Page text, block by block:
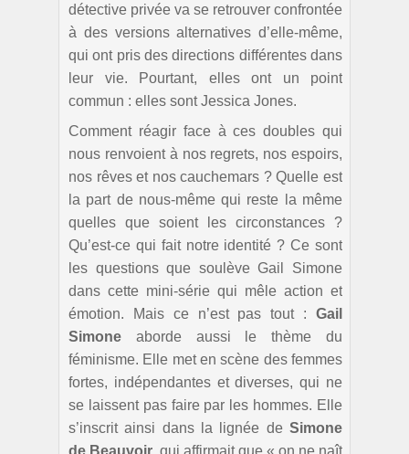
détective privée va se retrouver confrontée
à des versions alternatives d’elle-même,
qui ont pris des directions différentes dans
leur vie. Pourtant, elles ont un point
commun : elles sont Jessica Jones.
Comment réagir face à ces doubles qui
nous renvoient à nos regrets, nos espoirs,
nos rêves et nos cauchemars ? Quelle est
la part de nous-même qui reste la même
quelles que soient les circonstances ?
Qu’est-ce qui fait notre identité ? Ce sont
les questions que soulève Gail Simone
dans cette mini-série qui mêle action et
émotion. Mais ce n’est pas tout : Gail
Simone aborde aussi le thème du
féminisme. Elle met en scène des femmes
fortes, indépendantes et diverses, qui ne
se laissent pas faire par les hommes. Elle
s’inscrit ainsi dans la lignée de Simone
de Beauvoir , qui affirmait que « on ne naît